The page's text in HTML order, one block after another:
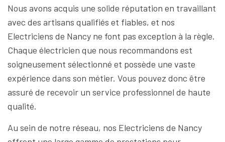
Nous avons acquis une solide réputation en travaillant
avec des artisans qualifiés et fiables, et nos
Electriciens de Nancy ne font pas exception à la règle.
Chaque électricien que nous recommandons est
soigneusement sélectionné et possède une vaste
expérience dans son métier. Vous pouvez donc être
assuré de recevoir un service professionnel de haute
qualité.
Au sein de notre réseau, nos Electriciens de Nancy